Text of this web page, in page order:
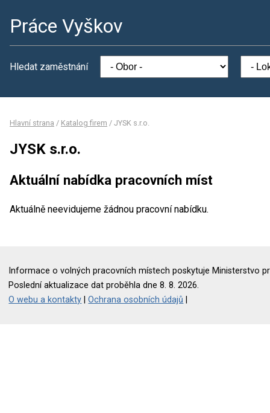
Práce Vyškov
Hledat zaměstnání
Hlavní strana / Katalog firem / JYSK s.r.o.
JYSK s.r.o.
Aktuální nabídka pracovních míst
Aktuálně neevidujeme žádnou pracovní nabídku.
Informace o volných pracovních místech poskytuje Ministerstvo
Poslední aktualizace dat proběhla dne 8. 8. 2026.
O webu a kontakty |Ochrana osobních údajů